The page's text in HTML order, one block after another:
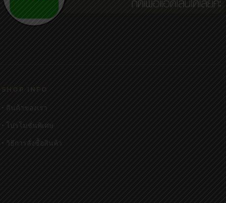
SHOP INFO
• สินค้าของเรา
• โปรโมชั่นพิเศษ
• วิธีการสั่งซื้อสินค้า